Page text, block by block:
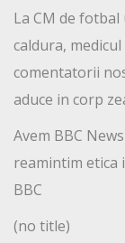
La CM de
caldura,
comentatorii
aduce in corp
Avem BBC
reamintim etica
BBC
(no title)